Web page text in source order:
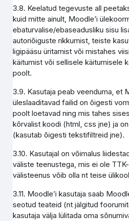
3.8. Keelatud tegevuste all
kuid mitte ainult, Moodle’i
ebaturvalise/ebaseadusliku sisu
autoriõiguste rikkumist, teiste
ligipääsu üritamist või mistahes
käitumist või sellisele käitumisele
poolt.
3.9. Kasutaja peab veenduma, et
üleslaaditavad failid on õigesti
poolt loetavad ning mis tahes
kõrvalist koodi (html, css jne) ja
(kasutab õigesti tekstifiltreid jne).
3.10. Kasutajal on võimalus
väliste teenustega, mis ei ole
välisteenus võib olla nt teise
3.11. Moodle’i kasutaja saab
seotud teateid (nt jälgitud
kasutaja välja lülitada oma